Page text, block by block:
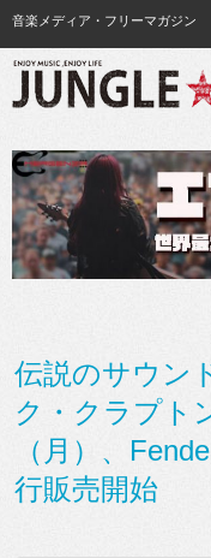
音楽メディア・フリーマガジン
伝説のサウン
ク・クラプト
（月）、
行販売開始